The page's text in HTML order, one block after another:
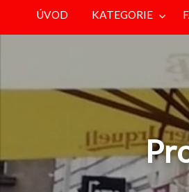
ÚVOD KATEGORIE